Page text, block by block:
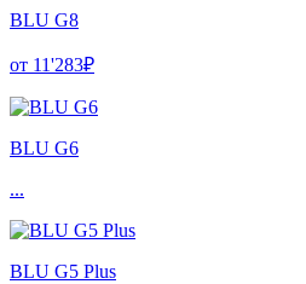
BLU G8
от 11'283₽
BLU G6
...
BLU G5 Plus